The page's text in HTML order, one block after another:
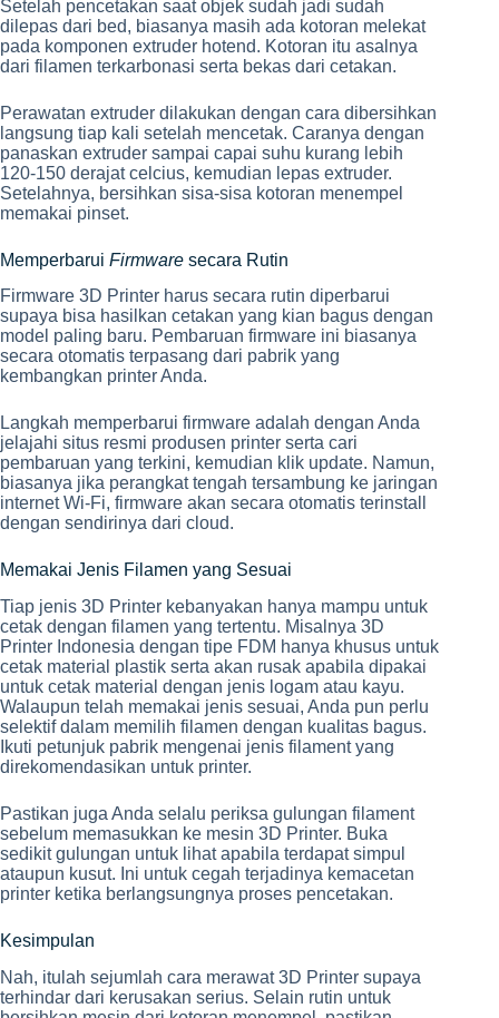
Setelah pencetakan saat objek sudah jadi sudah
dilepas dari bed, biasanya masih ada kotoran melekat
pada komponen extruder hotend. Kotoran itu asalnya
dari filamen terkarbonasi serta bekas dari cetakan.
Perawatan extruder dilakukan dengan cara dibersihkan
langsung tiap kali setelah mencetak. Caranya dengan
panaskan extruder sampai capai suhu kurang lebih
120-150 derajat celcius, kemudian lepas extruder.
Setelahnya, bersihkan sisa-sisa kotoran menempel
memakai pinset.
Memperbarui Firmware secara Rutin
Firmware 3D Printer harus secara rutin diperbarui
supaya bisa hasilkan cetakan yang kian bagus dengan
model paling baru. Pembaruan firmware ini biasanya
secara otomatis terpasang dari pabrik yang
kembangkan printer Anda.
Langkah memperbarui firmware adalah dengan Anda
jelajahi situs resmi produsen printer serta cari
pembaruan yang terkini, kemudian klik update. Namun,
biasanya jika perangkat tengah tersambung ke jaringan
internet Wi-Fi, firmware akan secara otomatis terinstall
dengan sendirinya dari cloud.
Memakai Jenis Filamen yang Sesuai
Tiap jenis 3D Printer kebanyakan hanya mampu untuk
cetak dengan filamen yang tertentu. Misalnya 3D
Printer Indonesia dengan tipe FDM hanya khusus untuk
cetak material plastik serta akan rusak apabila dipakai
untuk cetak material dengan jenis logam atau kayu.
Walaupun telah memakai jenis sesuai, Anda pun perlu
selektif dalam memilih filamen dengan kualitas bagus.
Ikuti petunjuk pabrik mengenai jenis filament yang
direkomendasikan untuk printer.
Pastikan juga Anda selalu periksa gulungan filament
sebelum memasukkan ke mesin 3D Printer. Buka
sedikit gulungan untuk lihat apabila terdapat simpul
ataupun kusut. Ini untuk cegah terjadinya kemacetan
printer ketika berlangsungnya proses pencetakan.
Kesimpulan
Nah, itulah sejumlah cara merawat 3D Printer supaya
terhindar dari kerusakan serius. Selain rutin untuk